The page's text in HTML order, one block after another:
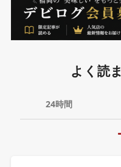
よく読
24時間